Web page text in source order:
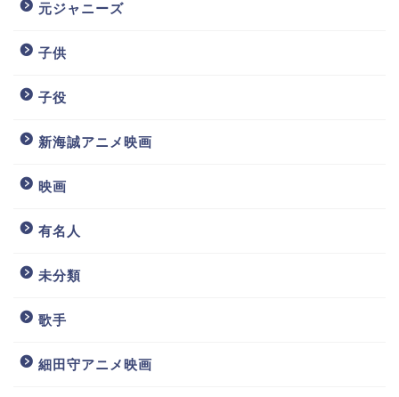
元ジャニーズ
子供
子役
新海誠アニメ映画
映画
有名人
未分類
歌手
細田守アニメ映画